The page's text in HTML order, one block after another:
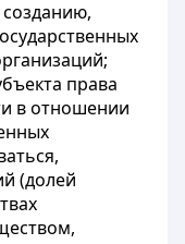
права
в отношении
(долей